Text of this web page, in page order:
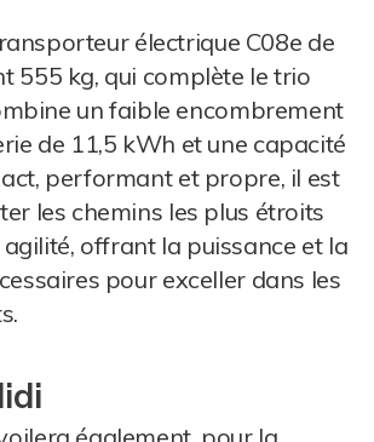
électrique C08e de
555 kg, qui complète le trio
un faible encombrement
de 11,5 kWh et une capacité
performant et propre, il est
les chemins les plus étroits
offrant la puissance et la
pour exceller dans les